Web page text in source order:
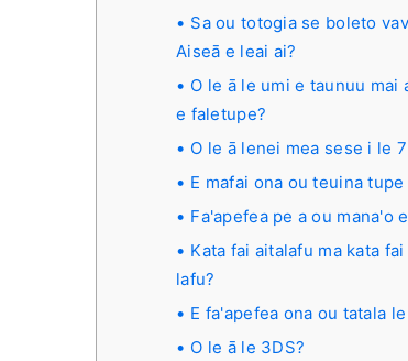
Sa ou totogia se boleto
Aiseā e leai ai?
O le ā le umi e taunuu
e faletupe?
O le ā lenei mea sese i le
E mafai ona ou teuina
Fa'apefea pe a ou mana'o
Kata fai aitalafu ma kata
lafu?
E fa'apefea ona ou tatala
O le ā le 3DS?